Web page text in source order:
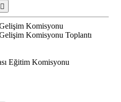
Komisyonu
Komisyonu Toplantı
Eğitim Komisyonu